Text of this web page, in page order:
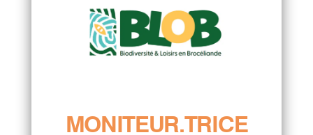
MONITEUR.TRICE